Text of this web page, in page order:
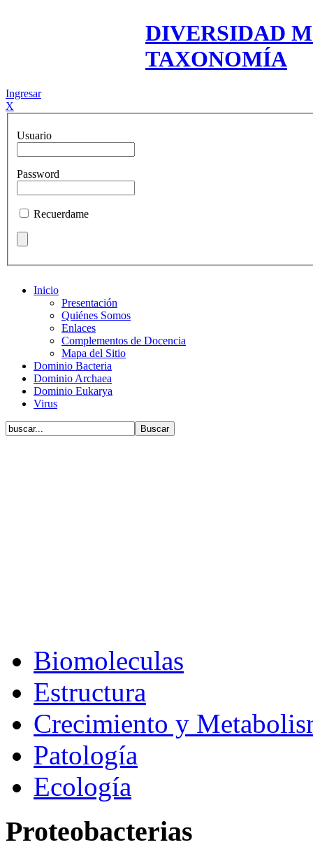
DIVERSIDAD
TAXONOMÍA
Ingresar
X
Usuario
Password
Recuerdame
Inicio
Presentación
Quiénes Somos
Enlaces
Complementos de Docencia
Mapa del Sitio
Dominio Bacteria
Dominio Archaea
Dominio Eukarya
Virus
Biomoleculas
Estructura
Crecimiento y
Patología
Ecología
Proteobacterias